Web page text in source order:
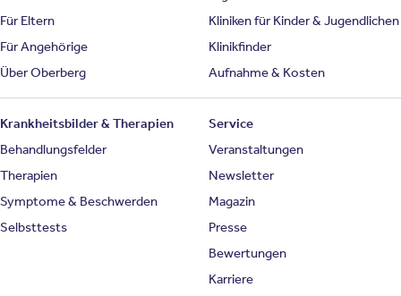
Für Eltern
Für Angehörige
Über Oberberg
Kliniken für Kinder & Jugendlichen
Klinikfinder
Aufnahme & Kosten
Krankheitsbilder & Therapien
Behandlungsfelder
Therapien
Symptome & Beschwerden
Selbsttests
Service
Veranstaltungen
Newsletter
Magazin
Presse
Bewertungen
Karriere